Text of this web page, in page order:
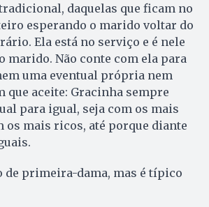
daquelas que ficam no
esperando o marido voltar do
Ela está no serviço e é nele
marido. Não conte com ela para
uma eventual própria nem
que aceite: Gracinha sempre
para igual, seja com os mais
os mais ricos, até porque diante
de primeira-dama, mas é típico